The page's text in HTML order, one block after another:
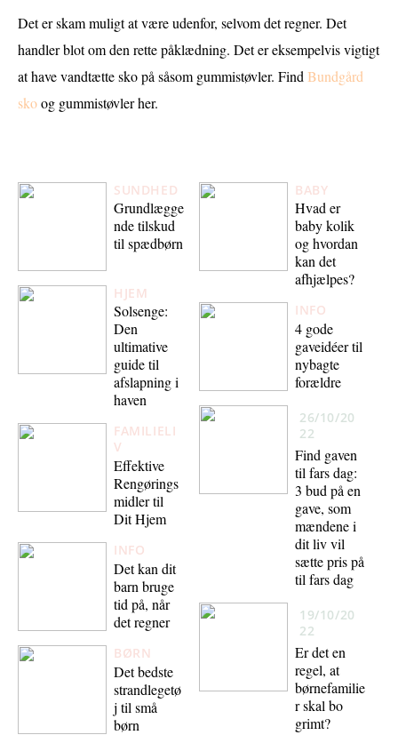
Det er skam muligt at være udenfor, selvom det regner. Det
handler blot om den rette påklædning. Det er eksempelvis vigtigt
at have vandtætte sko på såsom gummistøvler. Find Bundgård
skoog gummistøvler her.
SUNDHED
Grundlægge
nde tilskud
til spædbørn
HJEM
Solsenge:
Den
ultimative
guide til
afslapning i
haven
FAMILIELI
V
Effektive
Rengørings
midler til
Dit Hjem
INFO
Det kan dit
barn bruge
tid på, når
det regner
BØRN
Det bedste
strandlegetø
j til små
børn
BABY
Hvad er
baby kolik
og hvordan
kan det
afhjælpes?
INFO
4 gode
gaveidéer til
nybagte
forældre
26/10/20
22
Find gaven
til fars dag:
3 bud på en
gave, som
mændene i
dit liv vil
sætte pris på
til fars dag
19/10/20
22
Er det en
regel, at
børnefamilie
r skal bo
grimt?